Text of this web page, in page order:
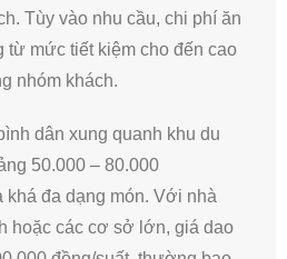
Tùy vào nhu cầu, chi phí ăn
từ mức tiết kiệm cho đến cao
nhóm khách.
dân xung quanh khu du
50.000 – 80.000
đa dạng món. Với nhà
hoặc các cơ sở lớn, giá dao